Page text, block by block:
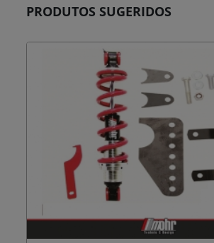
PRODUTOS SUGERIDOS